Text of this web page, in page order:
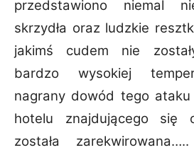
przedstawiono niemal
skrzydła oraz ludzkie
jakimś cudem nie
bardzo wysokiej
nagrany dowód tego
hotelu znajdującego się
została